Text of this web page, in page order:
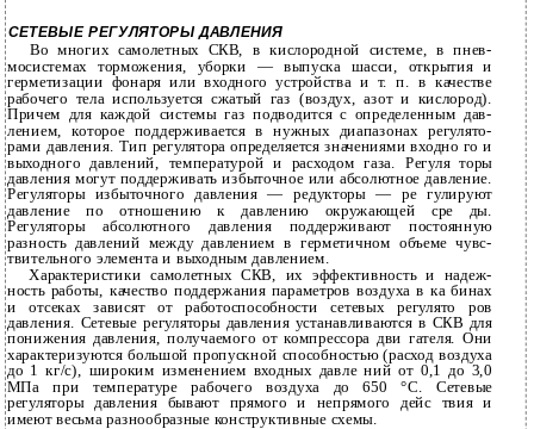
СЕТЕВЫЕ РЕГУЛЯТОРЫ ДАВЛЕНИЯ
Во многих самолетных СКВ, в кислородной системе, в пнев­
мосистемах торможения, уборки — выпуска шасси, открытия и
герметизации фонаря или входного устройства и т. п. в качестве
рабочего тела используется сжатый газ (воздух, азот и кислород).
Причем для каждой системы газ подводится с определенным дав­
лением, которое поддерживается в нужных диапазонах регулято­
рами давления. Тип регулятора определяется значениями входно­ го и
выходного давлений, температурой и расходом газа. Регуля­ торы
давления могут поддерживать избыточное или абсолютное давление.
Регуляторы избыточного давления — редукторы — ре­ гулируют
давление по отношению к давлению окружающей сре­ ды.
Регуляторы абсолютного давления поддерживают постоянную
разность давлений между давлением в герметичном объеме чувс­
твительного элемента и выходным давлением.
Характеристики самолетных СКВ, их эффективность и надеж­
ность работы, качество поддержания параметров воздуха в ка­ бинах
и отсеках зависят от работоспособности сетевых регулято­ ров
давления. Сетевые регуляторы давления устанавливаются в СКВ для
понижения давления, получаемого от компрессора дви­ гателя. Они
характеризуются большой пропускной способностью (расход воздуха
до 1 кг/с), широким изменением входных давле­ ний от 0,1 до 3,0
МПа при температуре рабочего воздуха до 650 °С. Сетевые
регуляторы давления бывают прямого и непрямого дейс­ твия и
имеют весьма разнообразные конструктивные схемы.